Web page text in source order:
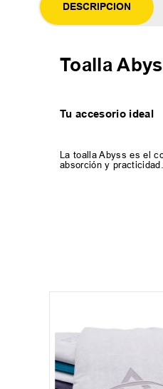
DESCRIPCION
Toalla
Tu accesorio ideal
La toalla Abyss es el
absorción y